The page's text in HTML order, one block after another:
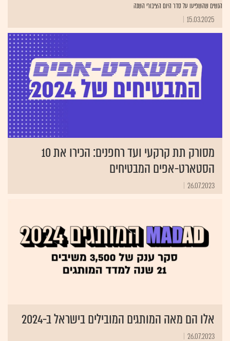
הנשים שהשפיעו על סדר היום הציבורי השנה
15.03.2025
מסורק תת קרקעי ועד רחפנים: הכירו את 10
הסטארט-אפים המבטיחים
26.07.2023
אלו הם מאה המותגים המובילים בישראל ב-2024
26.07.2023